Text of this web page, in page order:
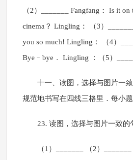
（2）_______ Fangfang： Is it on
cinema？ Lingling： （3）
you so much! Lingling： （4）
Bye﹣bye． Lingling ：（5）
十一、读图，选择与图片一
规范地书写在四线三格里．每小题
23. 读图，选择与图片一致的
（1）_______ （2）_______